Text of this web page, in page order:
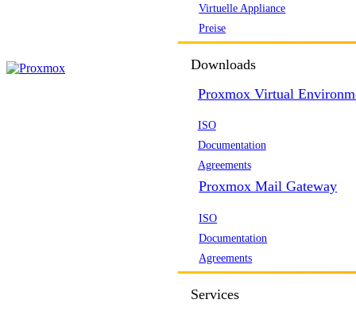
Virtuelle Appliance
Preise
Downloads
Proxmox Virtual
ISO
Documentation
Agreements
Proxmox Mail Gateway
ISO
Documentation
Agreements
Services